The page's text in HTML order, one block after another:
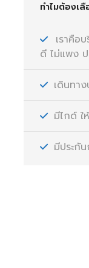
ทำไมต้องเลื
เราคือ
ดี ไม่แพง
เดินทา
มีไกด์ ใ
มีประกั